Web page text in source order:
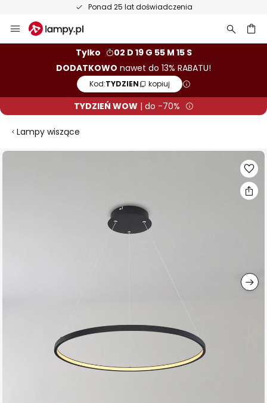
Ponad 25 lat doświadczenia
Przejdź
do
Tylko
02 D 19 G 55 M 14 S
DODATKOWO nawet do 13% RABATU!
Kod:TYDZIEN kopiuj
TYDZIEŃ WOW| do -70%
Lampy wiszące
Przejdź